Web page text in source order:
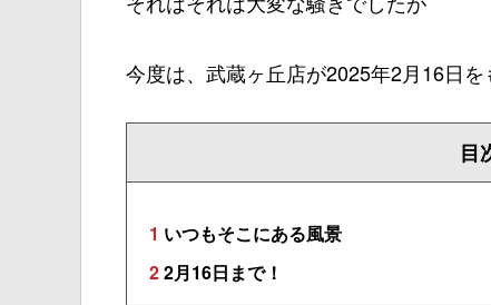
今度は、武蔵ヶ丘店が2025年2月16日を
目
1 いつもそこにある風景
22月16日まで！